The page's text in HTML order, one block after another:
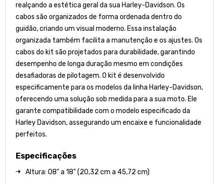
realçando a estética geral da sua Harley-Davidson. Os
cabos são organizados de forma ordenada dentro do
guidão, criando um visual moderno. Essa instalação
organizada também facilita a manutenção e os ajustes. Os
cabos do kit são projetados para durabilidade, garantindo
desempenho de longa duração mesmo em condições
desafiadoras de pilotagem. O kit é desenvolvido
especificamente para os modelos da linha Harley-Davidson,
oferecendo uma solução sob medida para a sua moto. Ele
garante compatibilidade com o modelo especificado da
Harley Davidson, assegurando um encaixe e funcionalidade
perfeitos.
Especificações
Altura: 08" a 18" (20,32 cm a 45,72 cm)